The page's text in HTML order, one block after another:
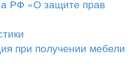
РФ «О защите прав
при получении мебели